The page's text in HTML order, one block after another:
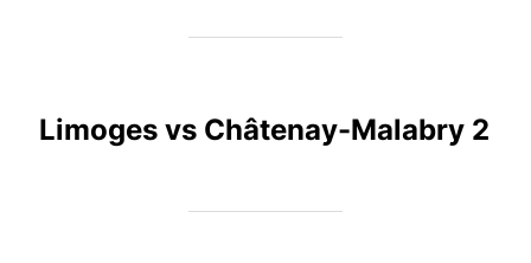
Limoges vs Châtenay-Malabry 2